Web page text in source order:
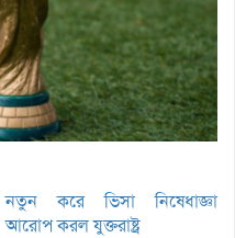
নতুন করে ভিসা নিষেধাজ্ঞা
আরোপ করল যুক্তরাষ্ট্র